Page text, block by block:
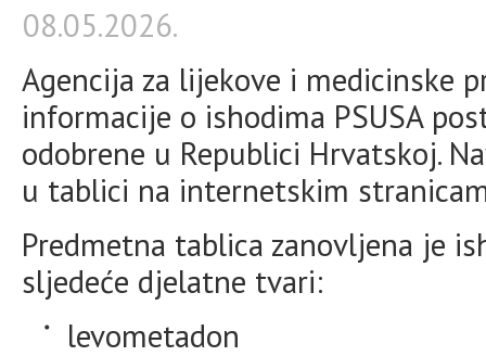
08.05.2026.
Agencija za lijekove i medicinske
informacije o ishodima PSUSA
odobrene u Republici Hrvatskoj.
u tablici na internetskim
Predmetna tablica zanovljena je
sljedeće djelatne tvari:
levometadon